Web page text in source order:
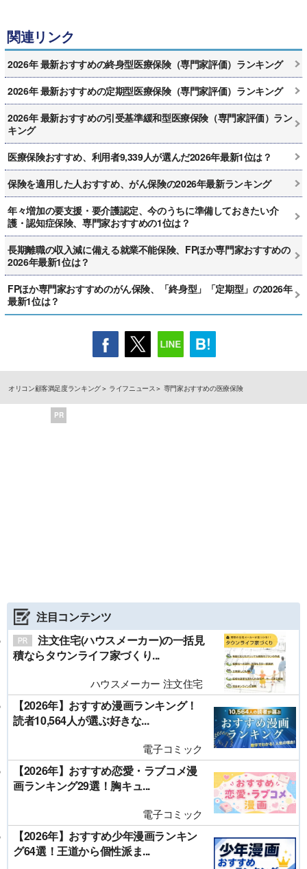
関連リンク
2026年 最新おすすめの終身型医療保険（専門家評価）ランキング
2026年 最新おすすめの定期型医療保険（専門家評価）ランキング
2026年 最新おすすめの引受基準緩和型医療保険（専門家評価）ラン
キング
医療保険おすすめ、利用者9,339人が選んだ2026年最新1位は？
保険を適用した人おすすめ、がん保険の2026年最新ランキング
年々増加の要支援・要介護認定、今のうちに準備しておきたい介
護・認知症保険、専門家おすすめの1位は？
長期離職の収入減に備える就業不能保険、FPほか専門家おすすめの
2026年最新1位は？
FPほか専門家おすすめのがん保険、「終身型」「定期型」の2026年
最新1位は？
オリコン顧客満足度ランキング ライフニュース 専門家おすすめの医療保険
PR
注目コンテンツ
注文住宅(ハウスメーカー)の一括見
積ならタウンライフ家づくり...
ハウスメーカー 注文住宅
【2026年】おすすめ漫画ランキング！
読者10,564人が選ぶ好きな...
電子コミック
【2026年】おすすめ恋愛・ラブコメ漫
画ランキング29選！胸キュ...
電子コミック
【2026年】おすすめ少年漫画ランキン
グ64選！王道から個性派ま...